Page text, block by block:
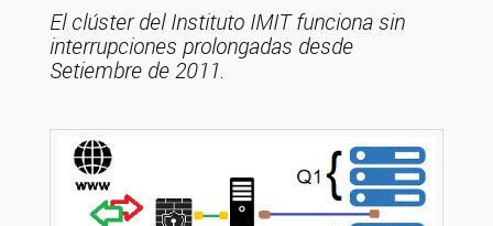
El clúster del Instituto IMIT funciona sin
interrupciones prolongadas desde
Setiembre de 2011.